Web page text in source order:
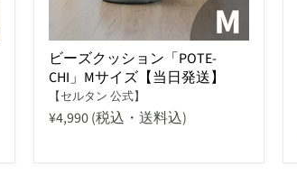
ビーズクッション「POTE-
CHI」Mサイズ【当日発送】
【セルタン 公式】
¥4,990(税込・送料込)